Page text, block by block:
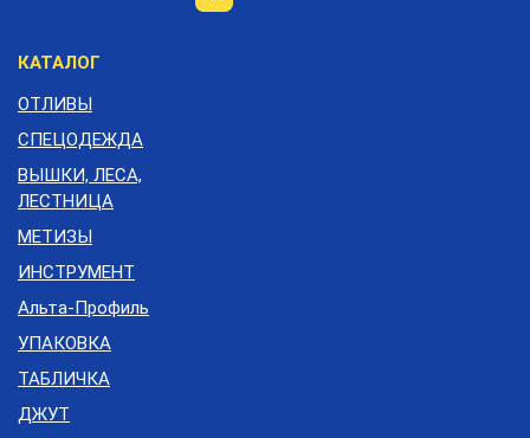
КАТАЛОГ
ОТЛИВЫ
СПЕЦОДЕЖДА
ВЫШКИ, ЛЕСА,
ЛЕСТНИЦА
МЕТИЗЫ
ИНСТРУМЕНТ
Альта-Профиль
УПАКОВКА
ТАБЛИЧКА
ДЖУТ